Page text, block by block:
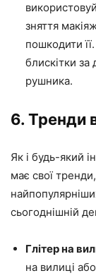
зняття
пошкодити
блискітки
рушника.
6. Тренди
Як і будь-який
має свої
сьогоднішній
Глітер на
на вилиці